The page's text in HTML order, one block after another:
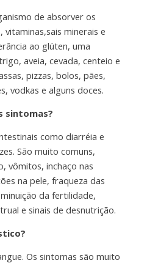
de absorver os
minerais e
ao glúten, uma
aveia, cevada, centeio e
pizzas, bolos, pães,
vodkas e alguns doces.
sintomas?
como diarréia e
São muito comuns,
vômitos, inchaço nas
na pele, fraqueza das
da fertilidade,
e sinais de desnutrição.
Os sintomas são muito